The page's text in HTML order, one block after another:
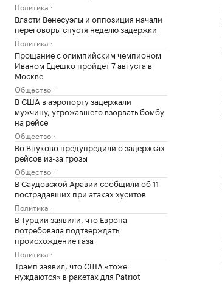
Политика
Власти Венесуэлы и оппозиция начали
переговоры спустя неделю задержки
Политика
Прощание с олимпийским чемпионом
Иваном Едешко пройдет 7 августа в
Москве
Общество
В США в аэропорту задержали
мужчину, угрожавшего взорвать бомбу
на рейсе
Общество
Во Внуково предупредили о задержках
рейсов из-за грозы
Общество
В Саудовской Аравии сообщили об 11
пострадавших при атаках хуситов
Политика
В Турции заявили, что Европа
потребовала подтверждать
происхождение газа
Политика
Трамп заявил, что США «тоже
нуждаются» в ракетах для Patriot